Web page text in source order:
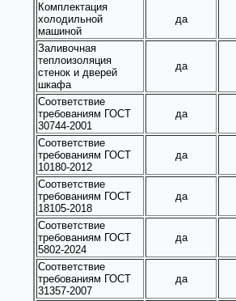
Комплектация
холодильной
машиной
да
Заливочная
теплоизоляция
стенок и дверей
шкафа
да
Соответствие
требованиям ГОСТ
30744-2001
да
Соответствие
требованиям ГОСТ
10180-2012
да
Соответствие
требованиям ГОСТ
18105-2018
да
Соответствие
требованиям ГОСТ
5802-2024
да
Соответствие
требованиям ГОСТ
31357-2007
да